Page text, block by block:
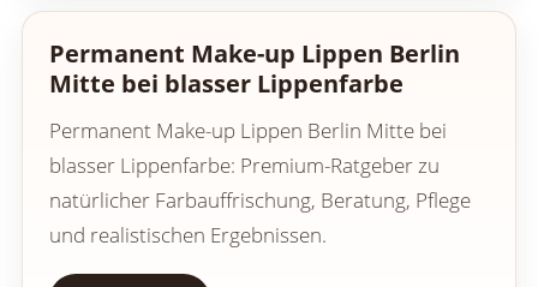
Permanent Make-up Lippen Berlin
Mitte bei blasser Lippenfarbe
Permanent Make-up Lippen Berlin Mitte bei
blasser Lippenfarbe: Premium-Ratgeber zu
natürlicher Farbauffrischung, Beratung, Pflege
und realistischen Ergebnissen.